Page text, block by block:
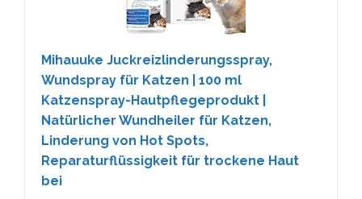
Mihauuke Juckreizlinderungsspray,
Wundspray für Katzen | 100 ml
Katzenspray-Hautpflegeprodukt |
Natürlicher Wundheiler für Katzen,
Linderung von Hot Spots,
Reparaturflüssigkeit für trockene Haut
bei